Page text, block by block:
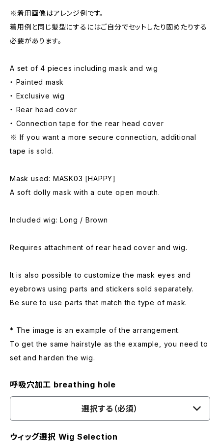
※着用画像はアレンジ例です。
着用例と同じ髪型にするにはご自分でセットしたり固めたりする
必要があります。
A set of 4 pieces including mask and wig
・ Painted mask
・ Exclusive wig
・ Rear head cover
・ Connection tape for the rear head cover
※ If you want a more secure connection, additional
tape is sold.
Mask used: MASK03 [HAPPY]
A soft dolly mask with a cute open mouth.
Included wig: Long / Brown
Requires attachment of rear head cover and wig.
It is also possible to customize the mask eyes and
eyebrows using parts and stickers sold separately.
Be sure to use parts that match the type of mask.
* The image is an example of the arrangement.
To get the same hairstyle as the example, you need to
set and harden the wig.
呼吸穴加工 breathing hole
選択する（必須）
ウィッグ選択 Wig Selection